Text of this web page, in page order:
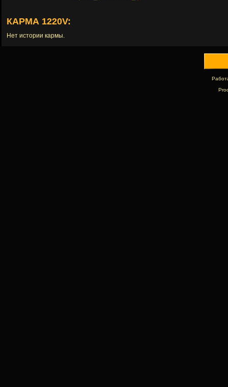
КАРМА 1220V:
Нет истории кармы.